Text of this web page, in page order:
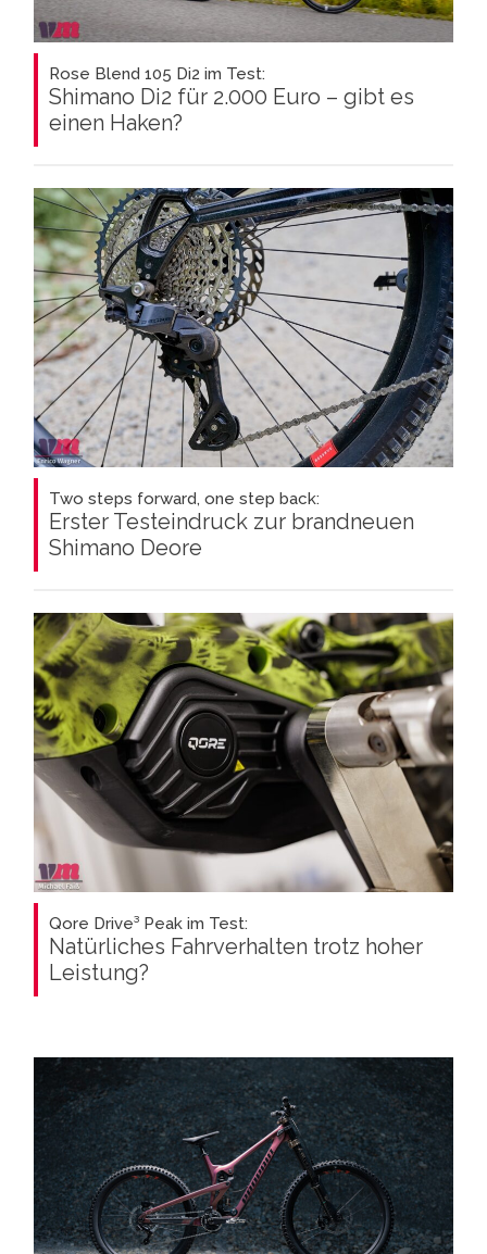
Rose Blend 105 Di2 im Test:
Shimano Di2 für 2.000 Euro – gibt es
einen Haken?
Two steps forward, one step back:
Erster Testeindruck zur brandneuen
Shimano Deore
Qore Drive³ Peak im Test:
Natürliches Fahrverhalten trotz hoher
Leistung?